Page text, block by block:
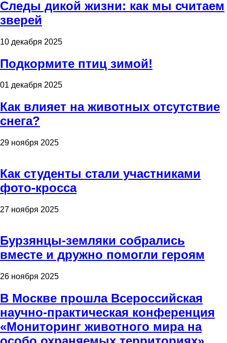
Следы дикой жизни: как мы считаем
зверей
10 декабря 2025
Подкормите птиц зимой!
01 декабря 2025
Как влияет на животных отсутствие
снега?
29 ноября 2025
Как студенты стали участниками
фото-кросса
27 ноября 2025
Бурзянцы-земляки собрались
вместе и дружно помогли героям
26 ноября 2025
В Москве прошла Всероссийская
научно-практическая конференция
«Мониторинг животного мира на